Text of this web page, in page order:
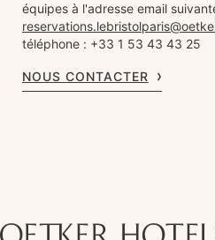
équipes à l'adresse email
téléphone : +33 1 53 43 43 25
NOUS CONTACTER